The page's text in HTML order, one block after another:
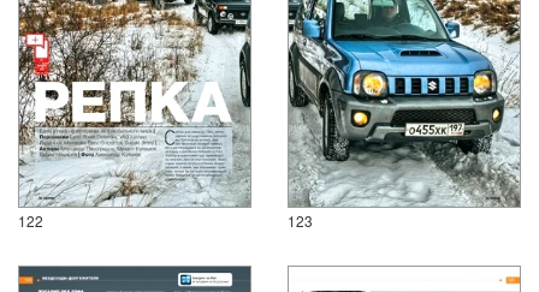
122 123